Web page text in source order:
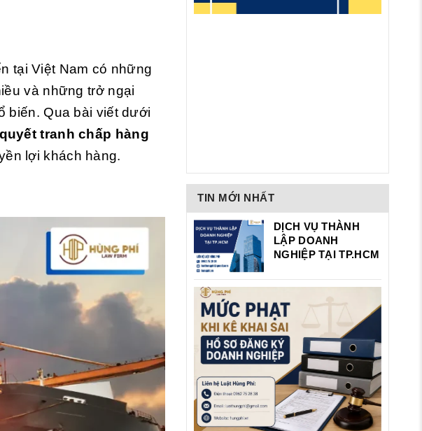
tại Việt Nam có những
và những trở ngại
biến. Qua bài viết dưới
tranh chấp hàng
lợi khách hàng.
TIN MỚI NHẤT
DỊCH VỤ THÀNH
LẬP DOANH
NGHIỆP TẠI TP.HCM